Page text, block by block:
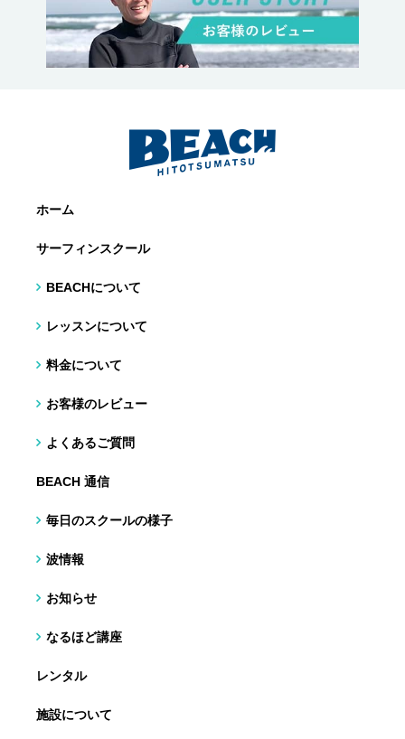
ホーム
サーフィンスクール
BEACHについて
レッスンについて
料金について
お客様のレビュー
よくあるご質問
BEACH 通信
毎日のスクールの様子
波情報
お知らせ
なるほど講座
レンタル
施設について